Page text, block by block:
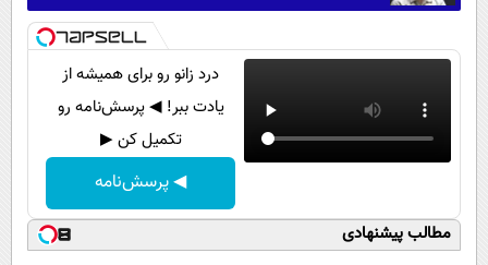
درد زانو رو برای همیشه از
یادت ببر! ◀ پرسش‌نامه رو
تکمیل کن ▶
◀ پرسش‌نامه
مطالب پیشنهادی